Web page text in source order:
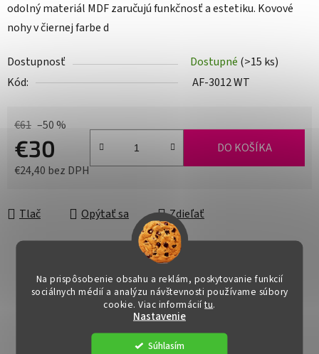
Na prispôsobenie obsahu a reklám, poskytovanie funkcií
sociálnych médií a analýzu návštevnosti používame súbory
cookie. Viac informáciítu.
Nastavenie
Súhlasím
odolný materiál MDF zaručujú funkčnosť a estetiku. Kovové
nohy v čiernej farbe d
Dostupnosť Dostupné (>15 ks)
Kód:
AF-3012 WT
€61 –50 %
€30
€24,40 bez DPH
DO KOŠÍKA
Tlač Opýtať sa Zdieľať